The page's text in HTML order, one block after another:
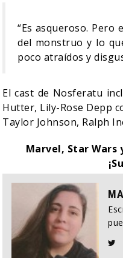
“Es asqueroso.
del monstruo y lo
poco atraídos y
El cast de Nosferatu
Hutter, Lily-Rose Depp
Taylor Johnson, Ralph
Marvel, Star Wars